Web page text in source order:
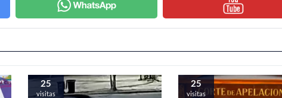
25
visitas
25
visitas